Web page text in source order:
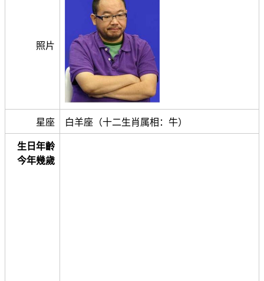
照片
星座 白羊座（十二生肖属相：牛）
生日年齡
今年幾歲